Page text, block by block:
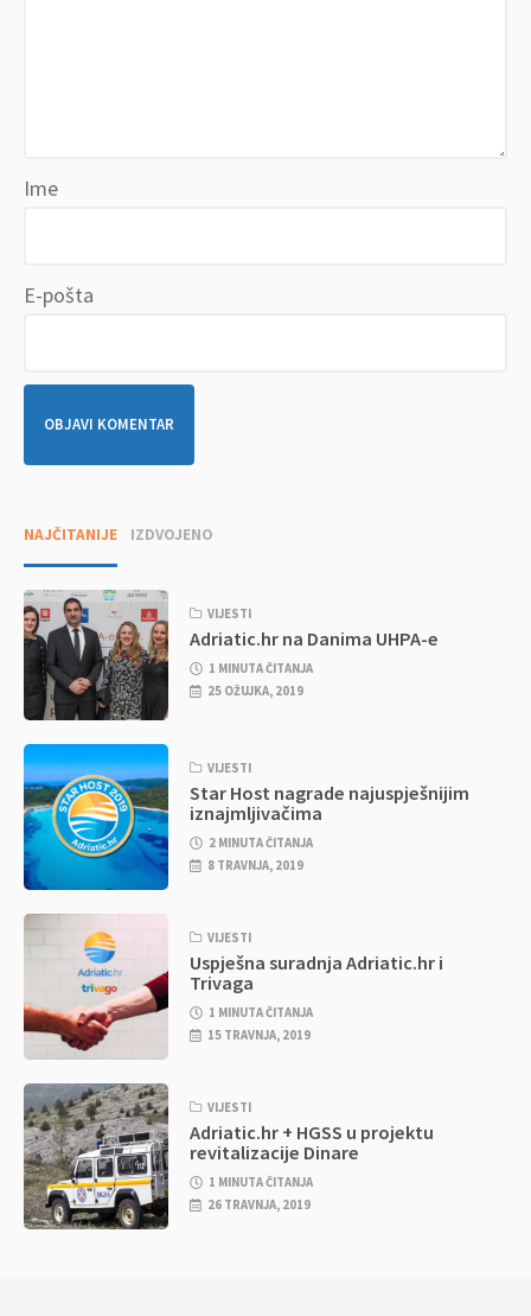
Ime
E-pošta
NAJČITANIJE IZDVOJENO
VIJESTI
Adriatic.hr na Danima UHPA-e
1 MINUTA ČITANJA
25 OŽUJKA, 2019
VIJESTI
Star Host nagrade najuspješnijim
iznajmljivačima
2 MINUTA ČITANJA
8 TRAVNJA, 2019
VIJESTI
Uspješna suradnja Adriatic.hr i
Trivaga
1 MINUTA ČITANJA
15 TRAVNJA, 2019
VIJESTI
Adriatic.hr + HGSS u projektu
revitalizacije Dinare
1 MINUTA ČITANJA
26 TRAVNJA, 2019